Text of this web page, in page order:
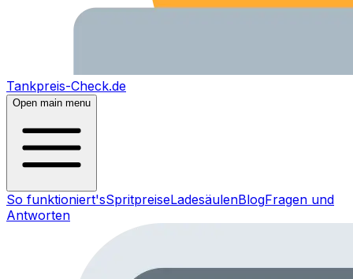
Tankpreis-Check.de
Open main menu
So funktioniert'sSpritpreiseLadesäulenBlogFragen und
Antworten